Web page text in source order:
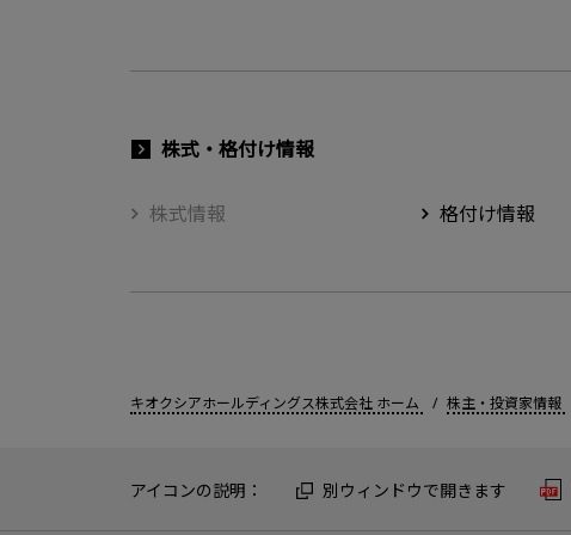
株式・格付け情報
株式情報 格付け情報
キオクシアホールディングス株式会社 ホーム 株主・投資家情報
アイコンの説明： 別ウィンドウで開きます